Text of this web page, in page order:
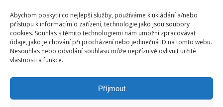
Abychom poskytli co nejlepší služby, používáme k ukládání a/nebo
přístupu k informacím o zařízení, technologie jako jsou soubory
cookies. Souhlas s těmito technologiemi nám umožní zpracovávat
údaje, jako je chování při procházení nebo jedinečná ID na tomto webu.
Nesouhlas nebo odvolání souhlasu může nepříznivě ovlivnit určité
vlastnosti a funkce.
Příjmout
Úřední deska
Školní aplikace